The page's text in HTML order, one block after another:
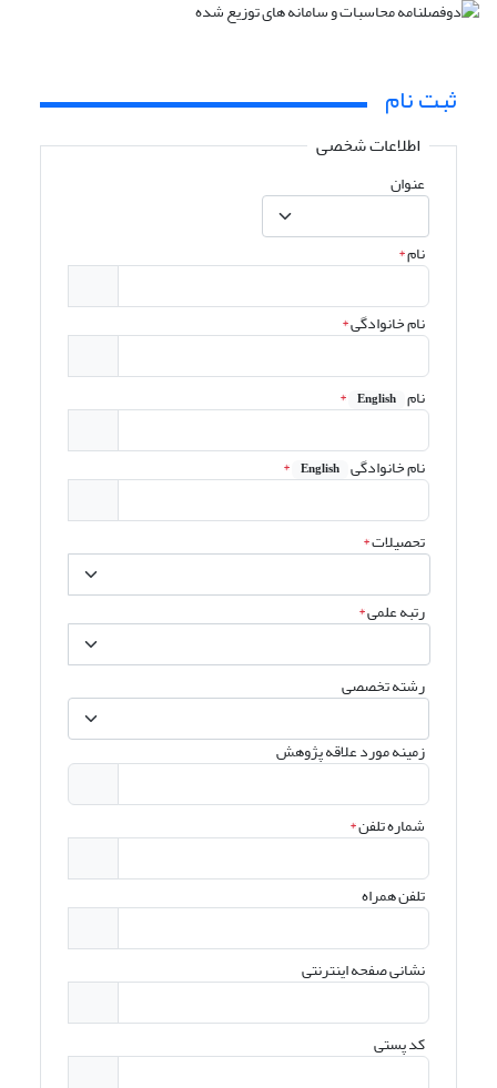
ثبت نام
اطلاعات شخصی
عنوان
نام*
نام خانوادگی*
نام English
*
نام خانوادگی English
*
تحصیلات*
رتبه علمی*
رشته تخصصی
زمینه مورد علاقه پژوهش
شماره تلفن*
تلفن همراه
نشانی صفحه اینترنتی
کد پستی